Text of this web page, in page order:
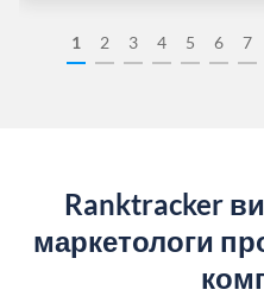
1 2 3 4 5 6 7
Ranktracker
маркетологи